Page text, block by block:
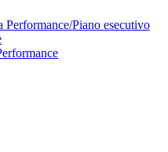
Performance/Piano esecutivo